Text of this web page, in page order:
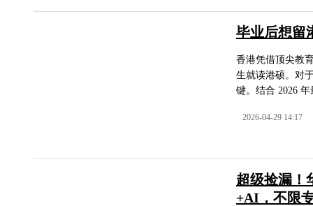
毕业后想留
香港凭借顶尖教
生就读港硕。对
键。结合 2026
2026-04-29 14:17
超级捡漏！
+AI，不限